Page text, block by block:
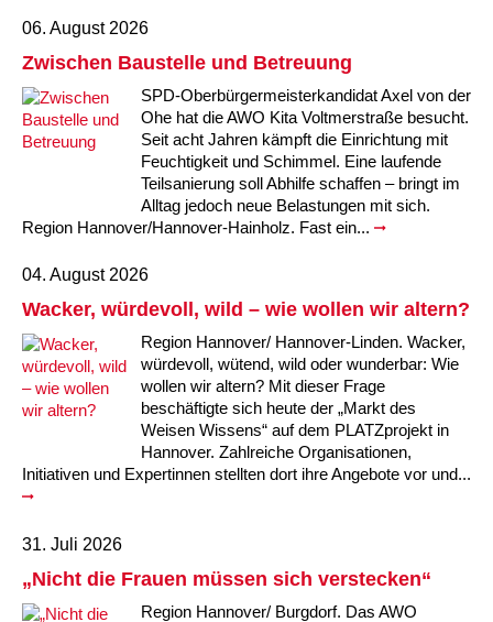
06. August 2026
Zwischen Baustelle und Betreuung
SPD-Oberbürgermeisterkandidat Axel von der
Ohe hat die AWO Kita Voltmerstraße besucht.
Seit acht Jahren kämpft die Einrichtung mit
Feuchtigkeit und Schimmel. Eine laufende
Teilsanierung soll Abhilfe schaffen – bringt im
Alltag jedoch neue Belastungen mit sich.
Region Hannover/Hannover-Hainholz. Fast ein...
04. August 2026
Wacker, würdevoll, wild – wie wollen wir altern?
Region Hannover/ Hannover-Linden. Wacker,
würdevoll, wütend, wild oder wunderbar: Wie
wollen wir altern? Mit dieser Frage
beschäftigte sich heute der „Markt des
Weisen Wissens“ auf dem PLATZprojekt in
Hannover. Zahlreiche Organisationen,
Initiativen und Expertinnen stellten dort ihre Angebote vor und...
31. Juli 2026
„Nicht die Frauen müssen sich verstecken“
Region Hannover/ Burgdorf. Das AWO